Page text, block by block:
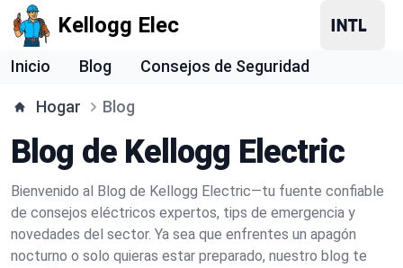
Kellogg Elec
Inicio Blog Consejos de Seguridad
Hogar Blog
Blog de Kellogg Electric
Bienvenido al Blog de Kellogg Electric—tu fuente confiable
de consejos eléctricos expertos, tips de emergencia y
novedades del sector. Ya sea que enfrentes un apagón
nocturno o solo quieras estar preparado, nuestro blog te